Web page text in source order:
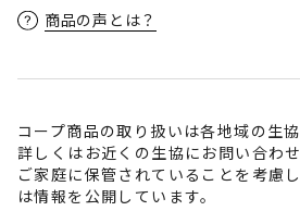
商品の声とは？
コープ商品の取り扱いは各地域の生
詳しくはお近くの生協にお問い合わせ
ご家庭に保管されていることを考慮
は情報を公開しています。